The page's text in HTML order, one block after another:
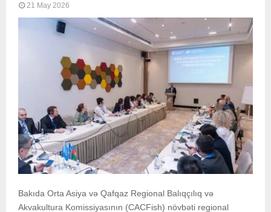
21 May 2026
Bakıda Orta Asiya və Qafqaz Regional Balıqçılıq və
Akvakultura Komissiyasının (CACFish) növbəti regional